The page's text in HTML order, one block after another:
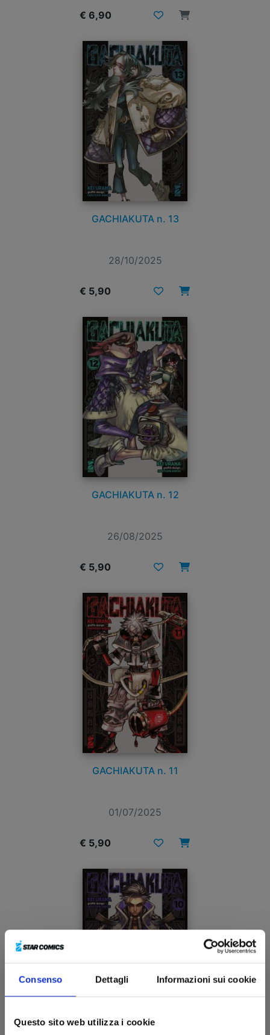
Consenso Dettagli Informazioni sui cookie
Questo sito web utilizza i cookie
€ 6,90
GACHIAKUTA n. 13
28/10/2025
€ 5,90
GACHIAKUTA n. 12
26/08/2025
€ 5,90
GACHIAKUTA n. 11
01/07/2025
€ 5,90